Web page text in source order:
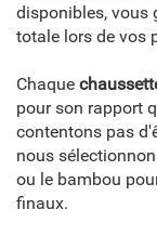
disponibles, vous
totale lors de vos
Chaque
pour son rapport
contentons pas
nous
ou le bambou
finaux.